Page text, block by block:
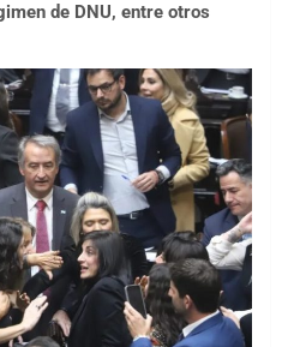
de DNU, entre otros